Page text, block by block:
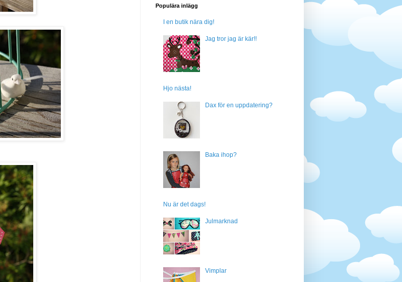
Populära inlägg
I en butik nära dig!
Jag tror jag är kär!!
Hjo nästa!
Dax för en uppdatering?
Baka ihop?
Nu är det dags!
Julmarknad
Vimplar